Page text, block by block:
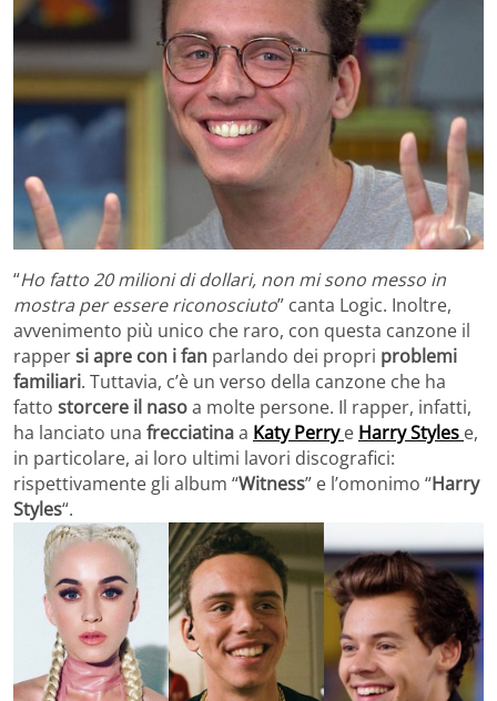
“Ho fatto 20 milioni di dollari, non mi sono messo in
mostra per essere riconosciuto” canta Logic. Inoltre,
avvenimento più unico che raro, con questa canzone il
rappersi apre con i fan parlando dei propri problemi
familiari. Tuttavia, c’è un verso della canzone che ha
fatto storcere il nasoa molte persone. Il rapper, infatti,
ha lanciato una frecciatinaa Katy Perry e Harry Styles e,
in particolare, ai loro ultimi lavori discografici:
rispettivamente gli album “Witness” e l’omonimo “Harry
Styles“.